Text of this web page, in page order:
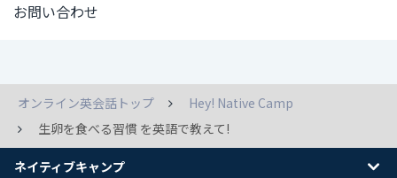
お問い合わせ
オンライン英会話トップ
Hey! Native Camp
生卵を食べる習慣 を英語で教えて!
ネイティブキャンプ